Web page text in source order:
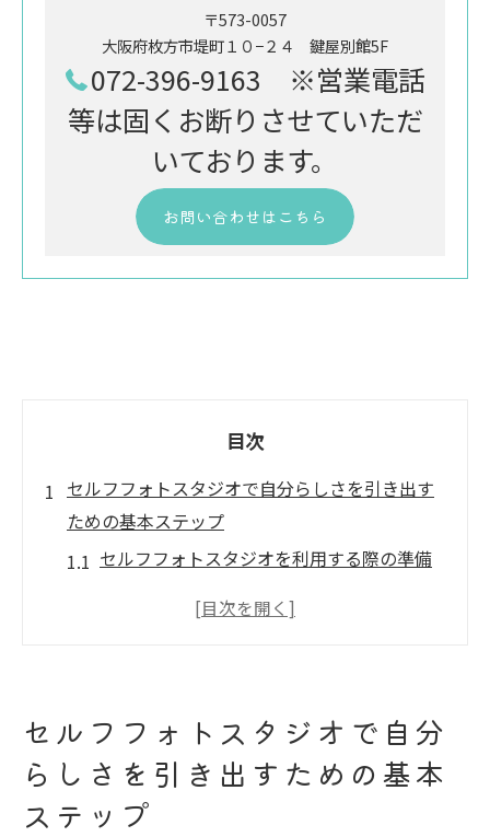
〒573-0057
大阪府枚方市堤町１０−２４ 鍵屋別館5F
072-396-9163 ※営業電話
等は固くお断りさせていただ
いております。
お問い合わせはこちら
目次
セルフフォトスタジオで自分らしさを引き出す
ための基本ステップ
セルフフォトスタジオを利用する際の準備
撮影前に心がけたいセルフフォトスタジオ
セルフフォトスタジオでのメイクとヘアス
タイルのコツ
セルフフォトスタジオの活用術
セルフフォトスタジオで自分
らしさを引き出すための基本
ステップ